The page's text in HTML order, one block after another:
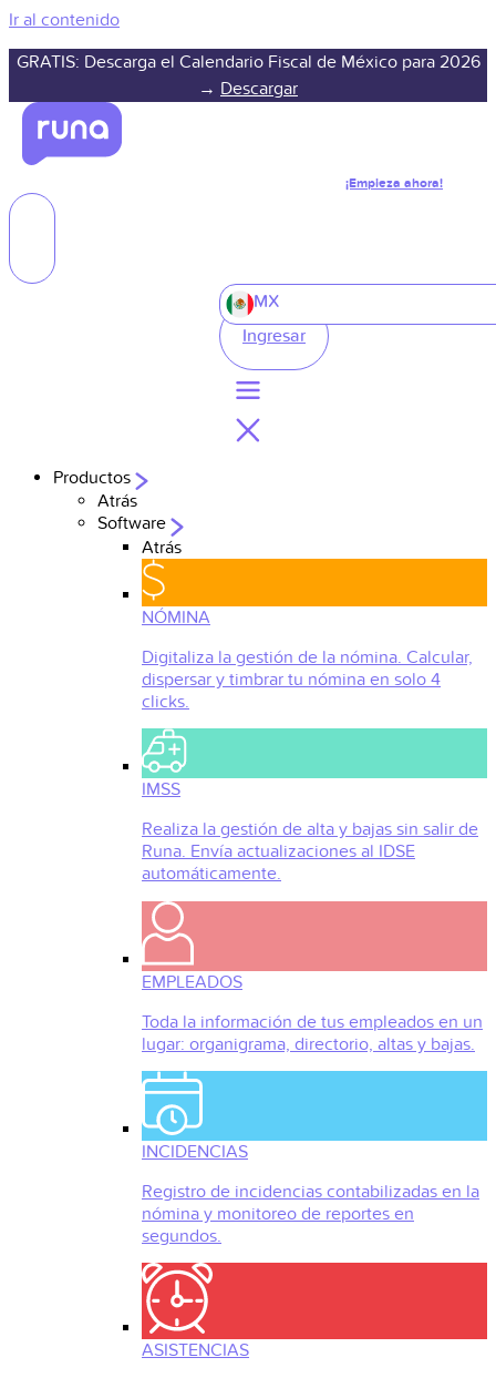
Ir al contenido
GRATIS: Descarga el Calendario Fiscal de México para 2026
→ Descargar
¡Empieza ahora!
MX
Ingresar
Productos
Atrás
Software
Atrás
NÓMINA
Digitaliza la gestión de la nómina. Calcular,
dispersar y timbrar tu nómina en solo 4
clicks.
IMSS
Realiza la gestión de alta y bajas sin salir de
Runa. Envía actualizaciones al IDSE
automáticamente.
EMPLEADOS
Toda la información de tus empleados en un
lugar: organigrama, directorio, altas y bajas.
INCIDENCIAS
Registro de incidencias contabilizadas en la
nómina y monitoreo de reportes en
segundos.
ASISTENCIAS